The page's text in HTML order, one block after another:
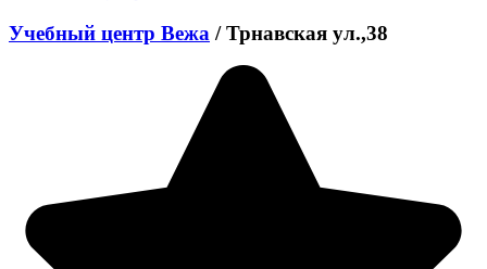
Учебный центр Вежа /Трнавская ул.,38